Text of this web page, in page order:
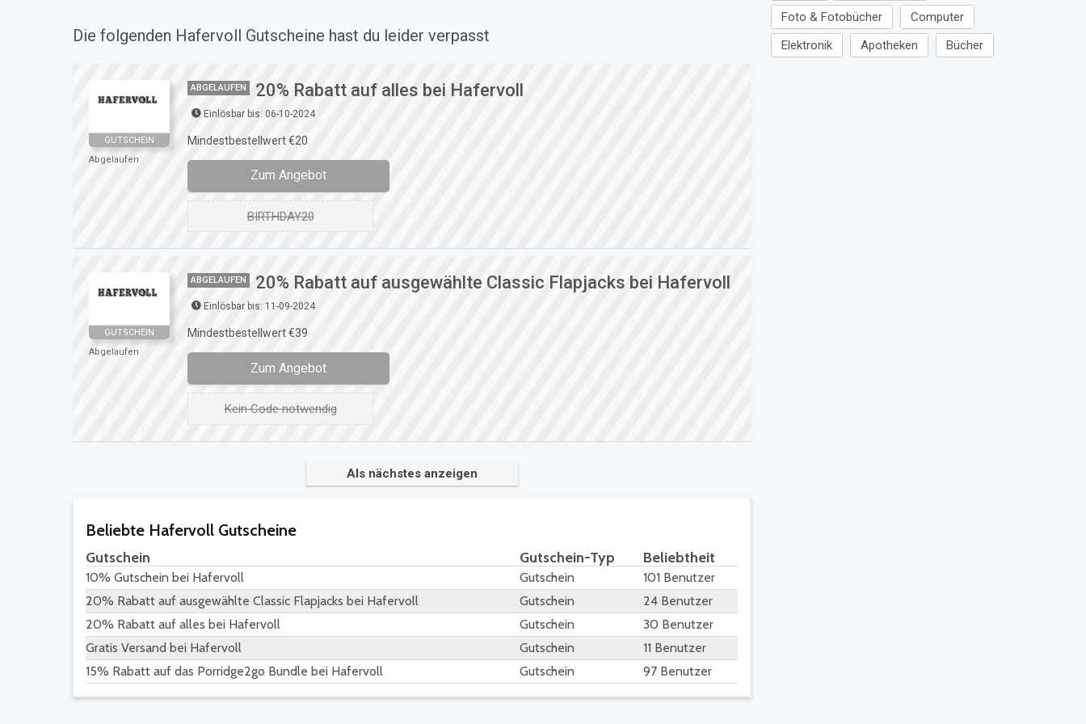
Foto & Fotobücher
Computer
Elektronik
Apotheken Bücher
Die folgenden Hafervoll Gutscheine hast du leider verpasst
GUTSCHEIN
Abgelaufen
ABGELAUFEN 20% Rabatt auf alles bei Hafervoll
Einlösbar bis: 06-10-2024
Mindestbestellwert €20
Zum Angebot
BIRTHDAY20
GUTSCHEIN
Abgelaufen
ABGELAUFEN 20% Rabatt auf ausgewählte Classic Flapjacks bei Hafervoll
Einlösbar bis: 11-09-2024
Mindestbestellwert €39
Zum Angebot
Kein Code notwendig
Als nächstes anzeigen
Beliebte Hafervoll Gutscheine
Gutschein Gutschein-Typ Beliebtheit
10% Gutschein bei Hafervoll Gutschein
101 Benutzer
20% Rabatt auf ausgewählte Classic Flapjacks bei Hafervoll
Gutschein
24 Benutzer
20% Rabatt auf alles bei Hafervoll
Gutschein
30 Benutzer
Gratis Versand bei Hafervoll
Gutschein
11 Benutzer
15% Rabatt auf das Porridge2go Bundle bei Hafervoll
Gutschein 97 Benutzer